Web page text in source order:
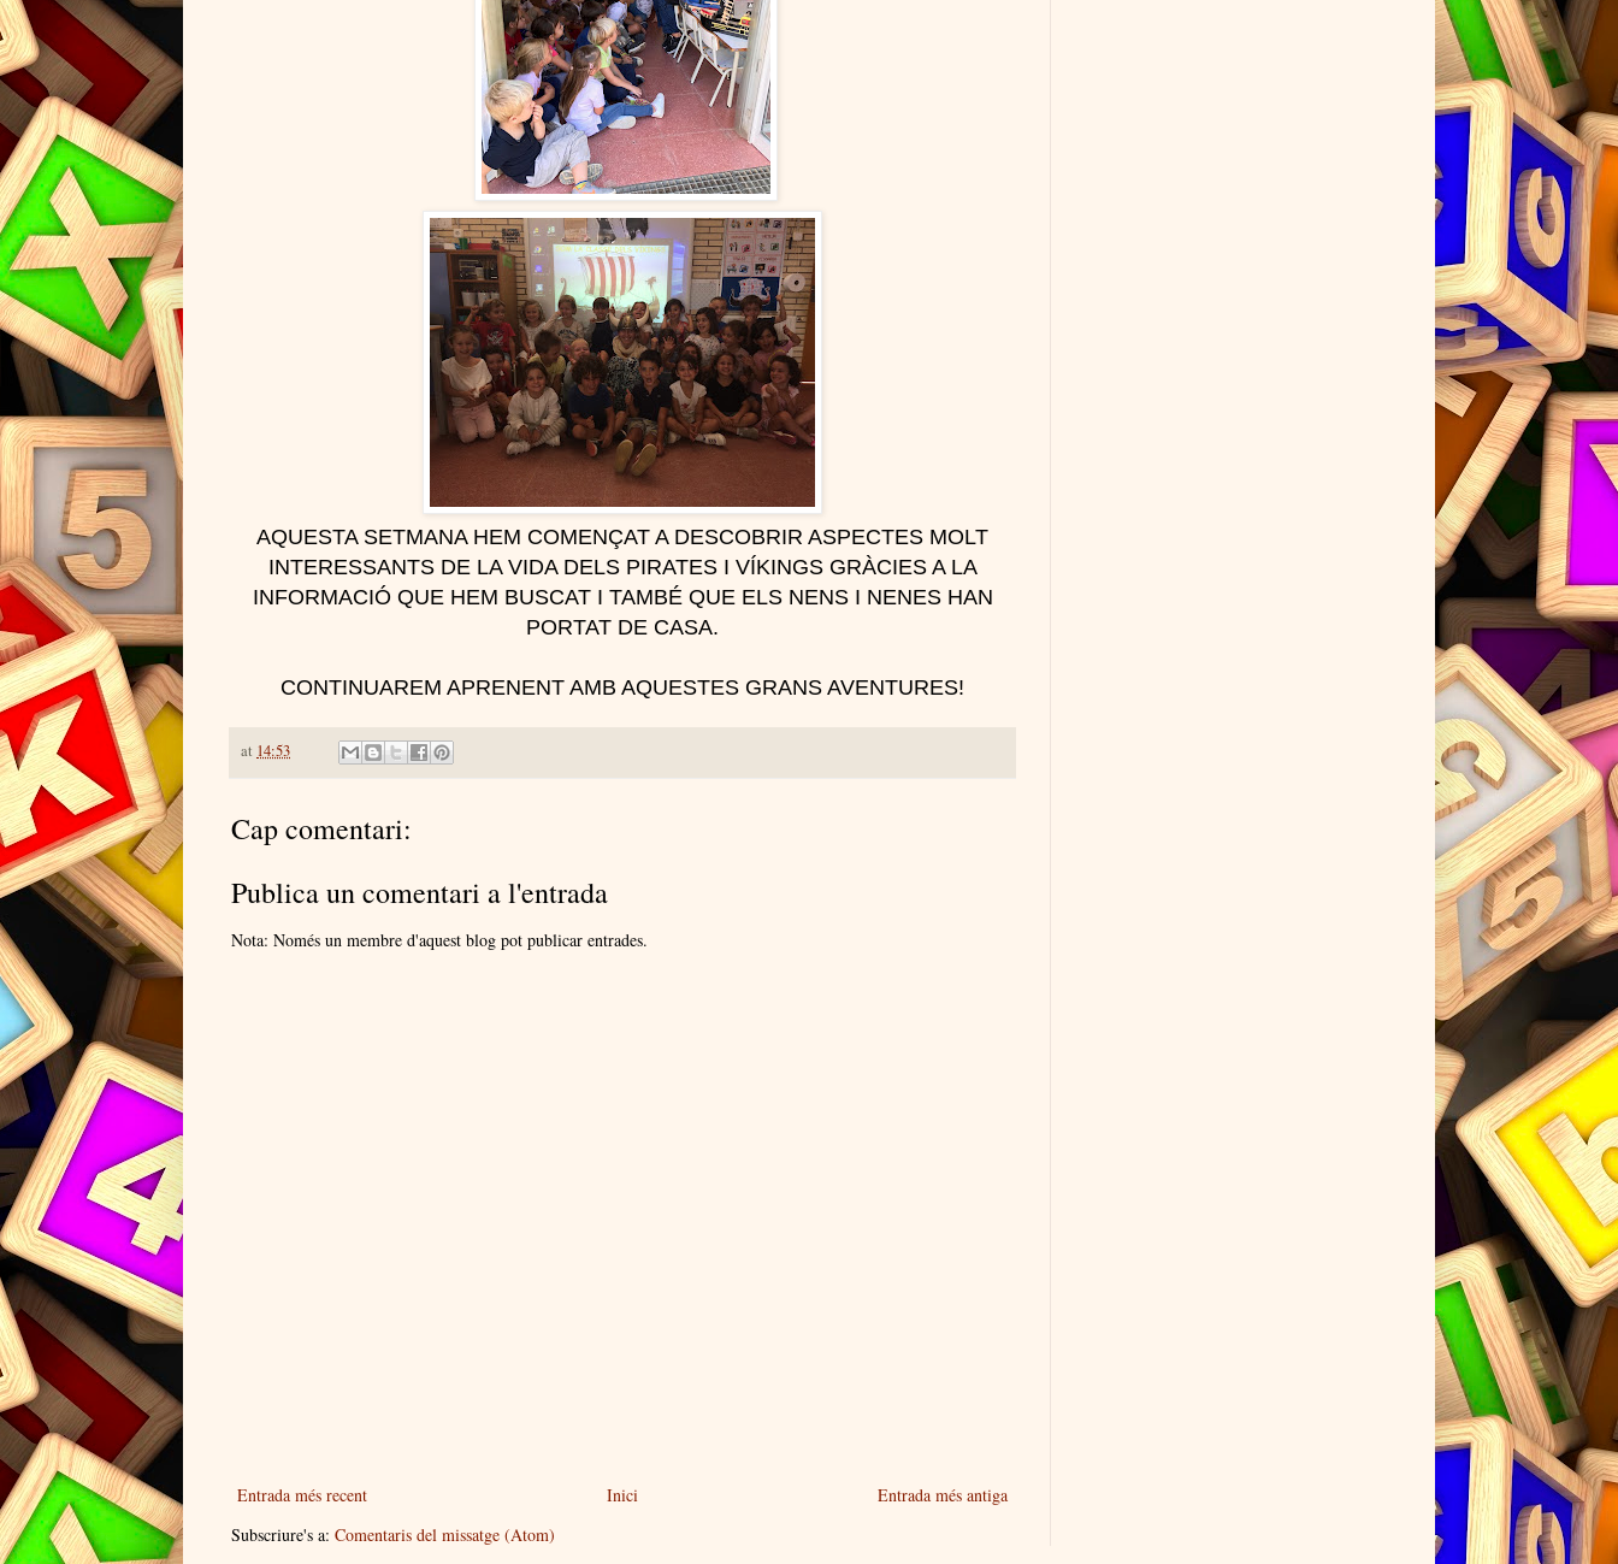
AQUESTA SETMANA HEM COMENÇAT A DESCOBRIR ASPECTES MOLT
INTERESSANTS DE LA VIDA DELS PIRATES I VÍKINGS GRÀCIES A LA
INFORMACIÓ QUE HEM BUSCAT I TAMBÉ QUE ELS NENS I NENES HAN
PORTAT DE CASA.
CONTINUAREM APRENENT AMB AQUESTES GRANS AVENTURES!
at 14:53
Cap comentari:
Publica un comentari a l'entrada
Nota: Només un membre d'aquest blog pot publicar entrades.
Entrada més recent Entrada més antiga
Inici
Subscriure's a: Comentaris del missatge (Atom)